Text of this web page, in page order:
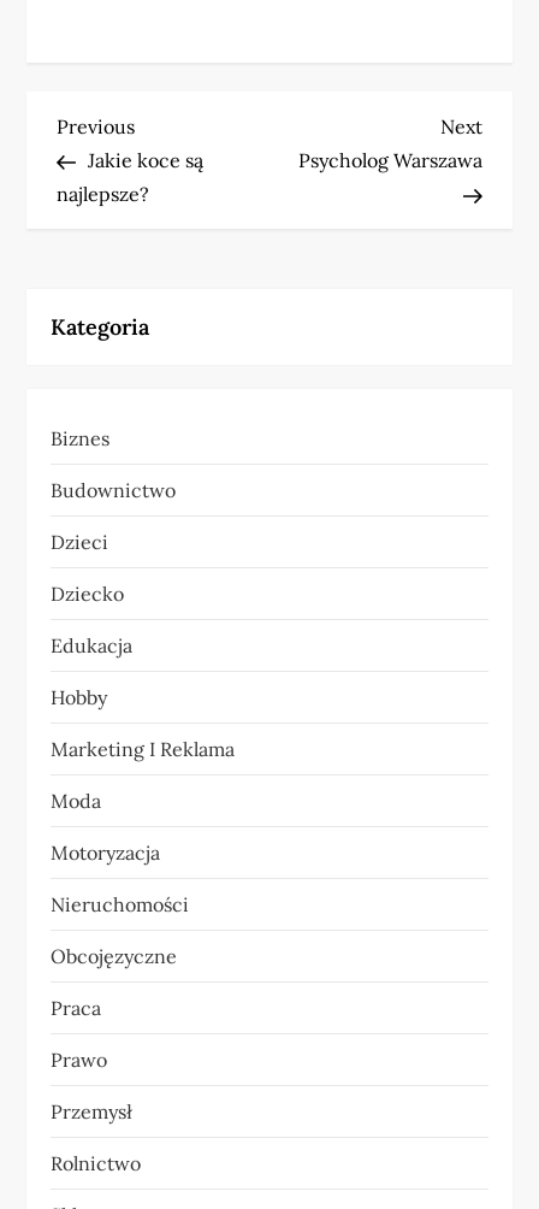
N
a
g
c
j
a
w
p
i
s
u
Previous
Post
Previous
Jakie koce są
najlepsze?
Next
Post
Next
Psycholog Warszawa
Kategoria
Biznes
Budownictwo
Dzieci
Dziecko
Edukacja
Hobby
Marketing I Reklama
Moda
Motoryzacja
Nieruchomości
Obcojęzyczne
Praca
Prawo
Przemysł
Rolnictwo